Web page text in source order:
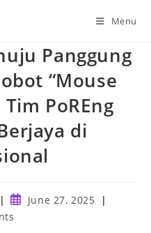
Menu
Panggung
“Mouse
PoREng
di
Post
published:
June 27, 2025